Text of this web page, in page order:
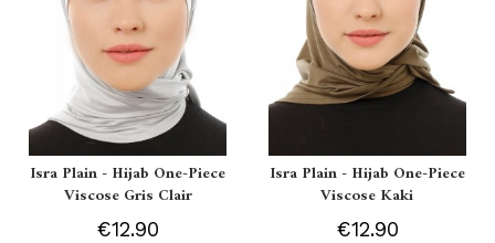
Isra Plain - Hijab One-Piece
Viscose Gris Clair
€12.90
Isra Plain - Hijab One-Piece
Viscose Kaki
€12.90